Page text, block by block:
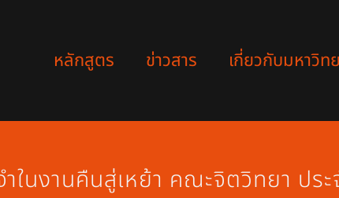
หลักสูตร ข่าวสาร เกี่ยวกับมหาวิท
ในงานคืนสู่เหย้า คณะจิตวิทยา ปร